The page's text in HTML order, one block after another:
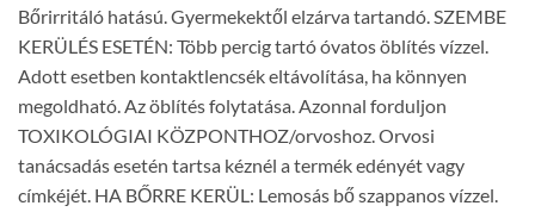
Bőrirritáló hatású. Gyermekektől elzárva tartandó. SZEMBE
KERÜLÉS ESETÉN: Több percig tartó óvatos öblítés vízzel.
Adott esetben kontaktlencsék eltávolítása, ha könnyen
megoldható. Az öblítés folytatása. Azonnal forduljon
TOXIKOLÓGIAI KÖZPONTHOZ/orvoshoz. Orvosi
tanácsadás esetén tartsa kéznél a termék edényét vagy
címkéjét. HA BŐRRE KERÜL: Lemosás bő szappanos vízzel.